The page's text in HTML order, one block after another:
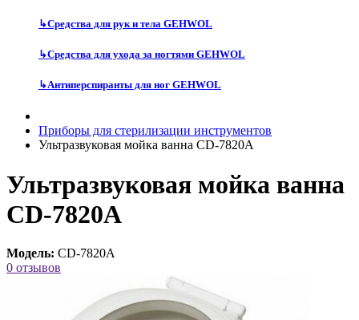
↳Средства для рук и тела GEHWOL
↳Средства для ухода за ногтями GEHWOL
↳Антиперспиранты для ног GEHWOL
Приборы для стерилизации инструментов
Ультразвуковая мойка ванна CD-7820A
Ультразвуковая мойка ванна
CD-7820A
Модель: CD-7820A
0 отзывов